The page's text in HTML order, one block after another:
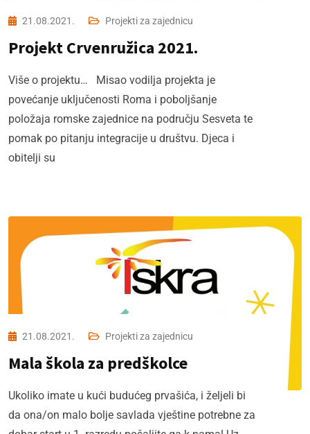
21.08.2021. Projekti za zajednicu
Projekt Crvenružica 2021.
Više o projektu… Misao vodilja projekta je
povećanje uključenosti Roma i poboljšanje
položaja romske zajednice na području Sesveta te
pomak po pitanju integracije u društvu. Djeca i
obitelji su
21.08.2021. Projekti za zajednicu
Mala škola za predškolce
Ukoliko imate u kući budućeg prvašića, i željeli bi
da ona/on malo bolje savlada vještine potrebne za